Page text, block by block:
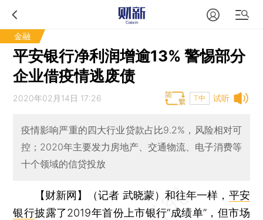
金融
平安银行净利润增逾13% 警惕部分
企业借疫情逃废债
试听
2020年02月14日 17:26 T中
疫情影响严重的四大行业贷款占比9.2%，风险相对可
控；2020年主要发力房地产、交通物流、电子消费等
十个领域的信贷投放
【财新网】（记者 武晓蒙） 和往年一样， 平安
银行披露了2019年首份上市银行“成绩单”，但市场